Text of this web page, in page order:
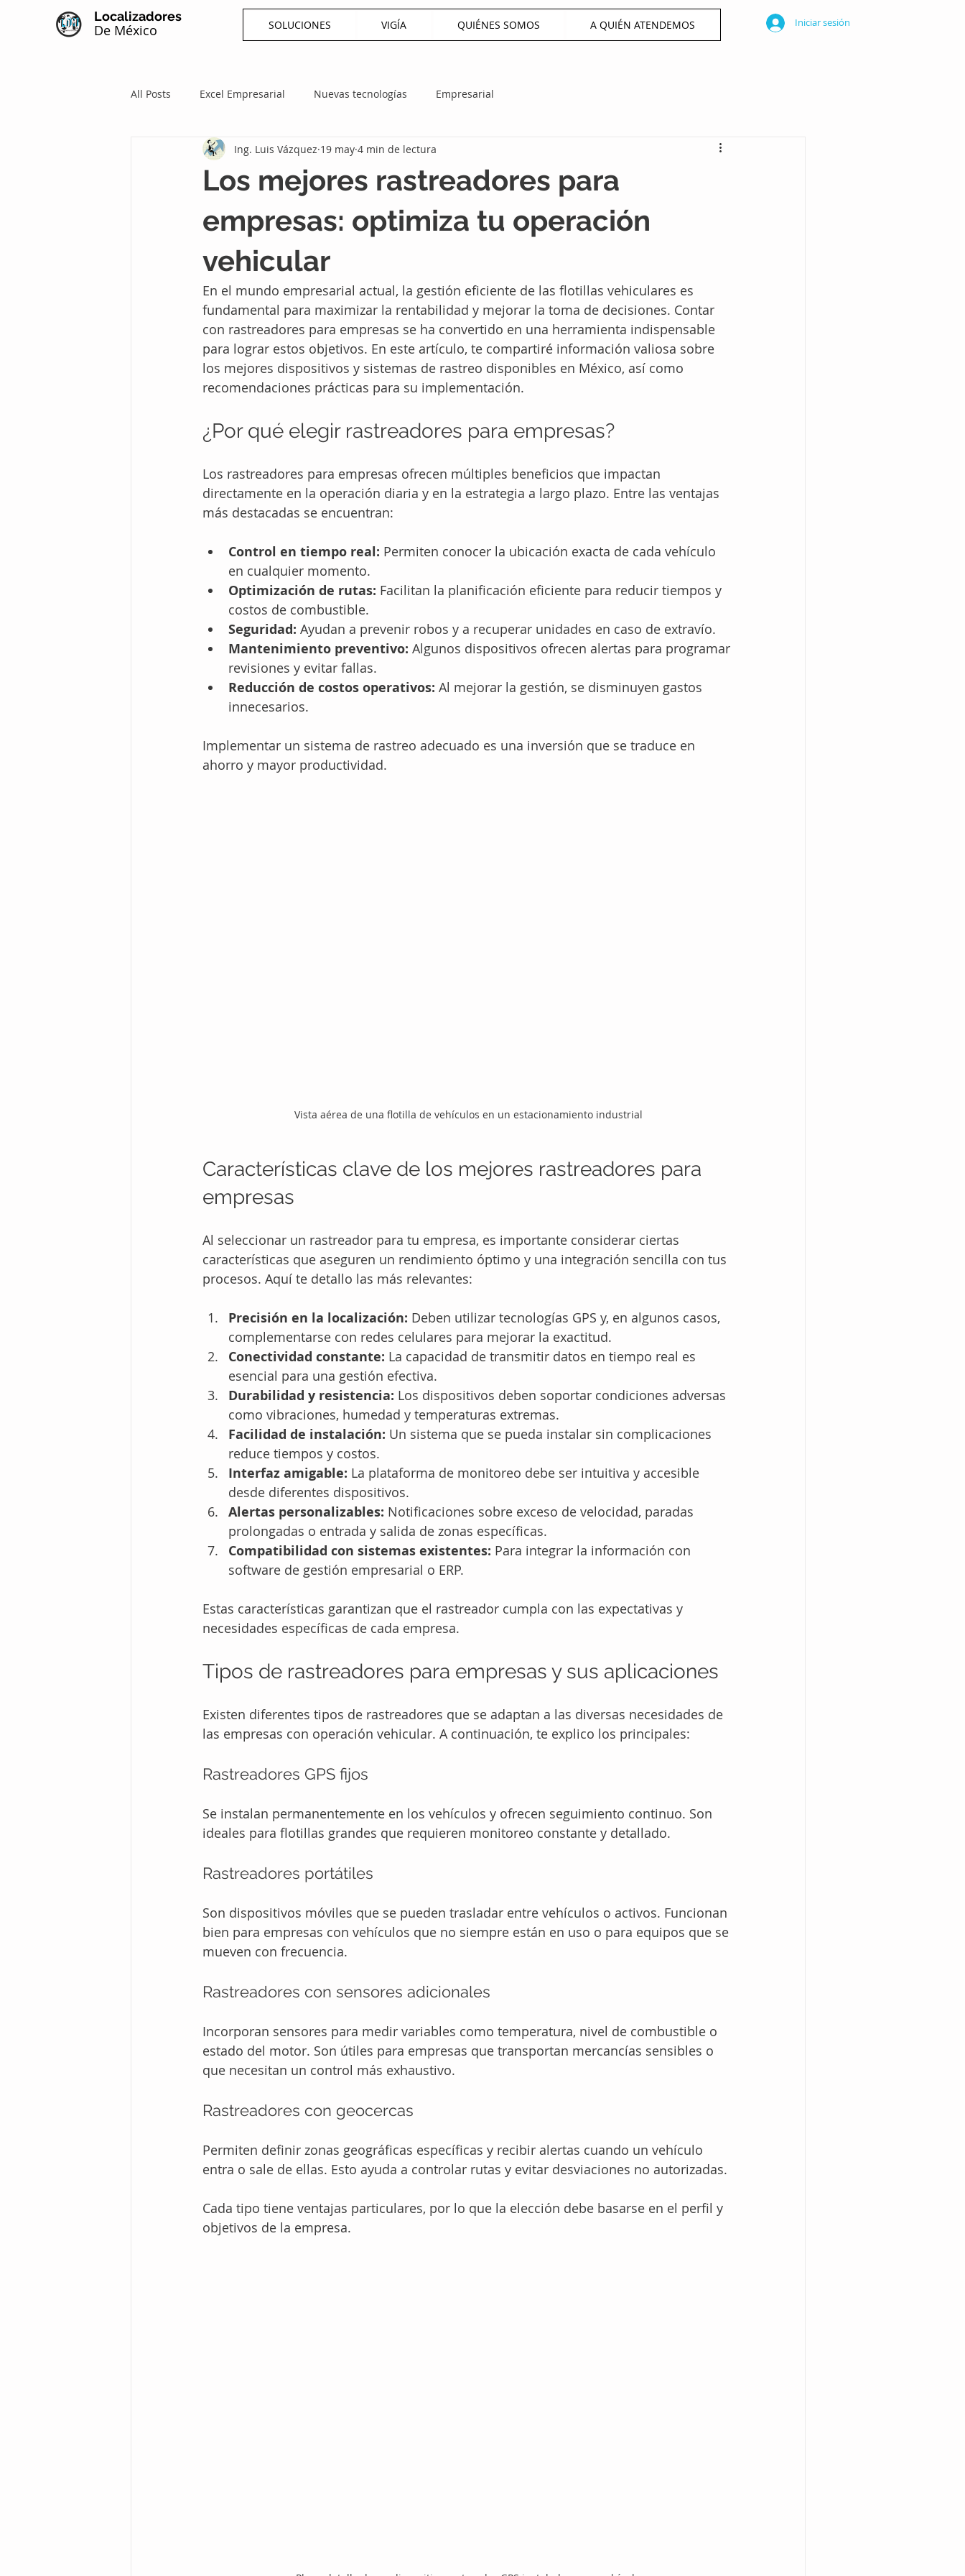
Localizadores
De México SOLUCIONES VIGÍA QUIÉNES SOMOS A QUIÉN ATENDEMOS Iniciar sesión
All Posts Excel Empresarial Nuevas tecnologías Empresarial
Los mejores rastreadores para
empresas: optimiza tu operación
vehicular
Ing. Luis Vázquez 19 may 4 min de lectura
En el mundo empresarial actual, la gestión eficiente de las flotillas vehiculares es
fundamental para maximizar la rentabilidad y mejorar la toma de decisiones. Contar
con rastreadores para empresas se ha convertido en una herramienta indispensable
para lograr estos objetivos. En este artículo, te compartiré información valiosa sobre
los mejores dispositivos y sistemas de rastreo disponibles en México, así como
recomendaciones prácticas para su implementación.
¿Por qué elegir rastreadores para empresas?
Los rastreadores para empresas ofrecen múltiples beneficios que impactan
directamente en la operación diaria y en la estrategia a largo plazo. Entre las ventajas
más destacadas se encuentran:
Control en tiempo real: Permiten conocer la ubicación exacta de cada vehículo
en cualquier momento.
Optimización de rutas: Facilitan la planificación eficiente para reducir tiempos y
costos de combustible.
Seguridad: Ayudan a prevenir robos y a recuperar unidades en caso de extravío.
Mantenimiento preventivo: Algunos dispositivos ofrecen alertas para programar
revisiones y evitar fallas.
Reducción de costos operativos: Al mejorar la gestión, se disminuyen gastos
innecesarios.
Implementar un sistema de rastreo adecuado es una inversión que se traduce en
ahorro y mayor productividad.
Vista aérea de una flotilla de vehículos en un estacionamiento industrial
Características clave de los mejores rastreadores para
empresas
Al seleccionar un rastreador para tu empresa, es importante considerar ciertas
características que aseguren un rendimiento óptimo y una integración sencilla con tus
procesos. Aquí te detallo las más relevantes:
Precisión en la localización: Deben utilizar tecnologías GPS y, en algunos casos,
complementarse con redes celulares para mejorar la exactitud.
Conectividad constante: La capacidad de transmitir datos en tiempo real es
esencial para una gestión efectiva.
Durabilidad y resistencia: Los dispositivos deben soportar condiciones adversas
como vibraciones, humedad y temperaturas extremas.
Facilidad de instalación: Un sistema que se pueda instalar sin complicaciones
reduce tiempos y costos.
Interfaz amigable: La plataforma de monitoreo debe ser intuitiva y accesible
desde diferentes dispositivos.
Alertas personalizables: Notificaciones sobre exceso de velocidad, paradas
prolongadas o entrada y salida de zonas específicas.
Compatibilidad con sistemas existentes: Para integrar la información con
software de gestión empresarial o ERP.
Estas características garantizan que el rastreador cumpla con las expectativas y
necesidades específicas de cada empresa.
Tipos de rastreadores para empresas y sus aplicaciones
Existen diferentes tipos de rastreadores que se adaptan a las diversas necesidades de
las empresas con operación vehicular. A continuación, te explico los principales:
Rastreadores GPS fijos
Se instalan permanentemente en los vehículos y ofrecen seguimiento continuo. Son
ideales para flotillas grandes que requieren monitoreo constante y detallado.
Rastreadores portátiles
Son dispositivos móviles que se pueden trasladar entre vehículos o activos. Funcionan
bien para empresas con vehículos que no siempre están en uso o para equipos que se
mueven con frecuencia.
Rastreadores con sensores adicionales
Incorporan sensores para medir variables como temperatura, nivel de combustible o
estado del motor. Son útiles para empresas que transportan mercancías sensibles o
que necesitan un control más exhaustivo.
Rastreadores con geocercas
Permiten definir zonas geográficas específicas y recibir alertas cuando un vehículo
entra o sale de ellas. Esto ayuda a controlar rutas y evitar desviaciones no autorizadas.
Cada tipo tiene ventajas particulares, por lo que la elección debe basarse en el perfil y
objetivos de la empresa.